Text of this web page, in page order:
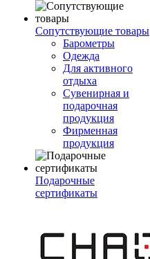
Сопутствующие товары
Барометры
Одежда
Для активного
отдыха
Сувенирная и
подарочная
продукция
Фирменная
продукция
Подарочные
сертификаты